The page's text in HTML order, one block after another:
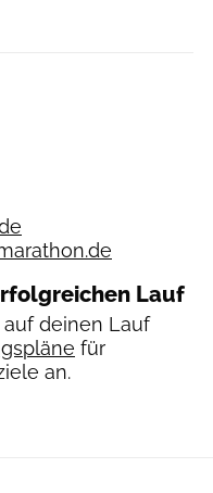
Lauf
deinen Lauf
für
an.